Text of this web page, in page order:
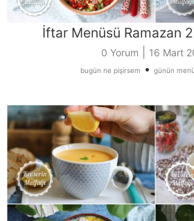
İftar Menüsü Ramazan
0 Yorum 16 Mart
bugün ne pişirsem • günün